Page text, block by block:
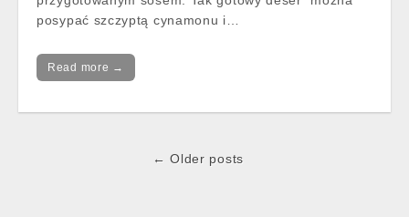
posypać szczyptą cynamonu i…
Read more →
← Older posts